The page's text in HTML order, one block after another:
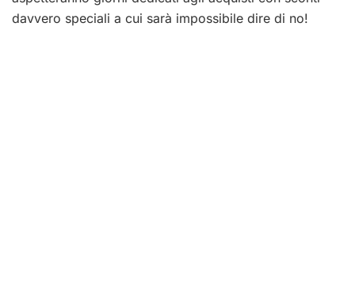
davvero speciali a cui sarà impossibile dire di no!